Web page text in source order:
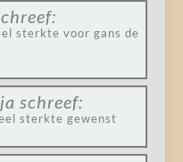
sterkte voor gans de
schreef:
sterkte gewenst